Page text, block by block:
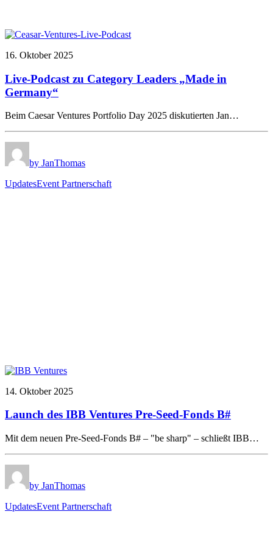
16. Oktober 2025
Live-Podcast zu Category Leaders „Made in
Germany“
Beim Caesar Ventures Portfolio Day 2025 diskutierten Jan…
by JanThomas
UpdatesEvent Partnerschaft
14. Oktober 2025
Launch des IBB Ventures Pre-Seed-Fonds B#
Mit dem neuen Pre-Seed-Fonds B# – "be sharp" – schließt IBB…
by JanThomas
UpdatesEvent Partnerschaft